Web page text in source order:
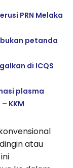
PRN Melaka
petanda
di ICQS
plasma
KKM
atau